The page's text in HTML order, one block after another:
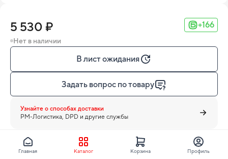
5 530 ₽ +166
Нет в наличии
В лист ожидания
Задать вопрос по товару
Узнайте о способах доставки
PM-Логистика, DPD и другие службы
Kuraray Noritake Dental
Главная Каталог Корзина Профиль